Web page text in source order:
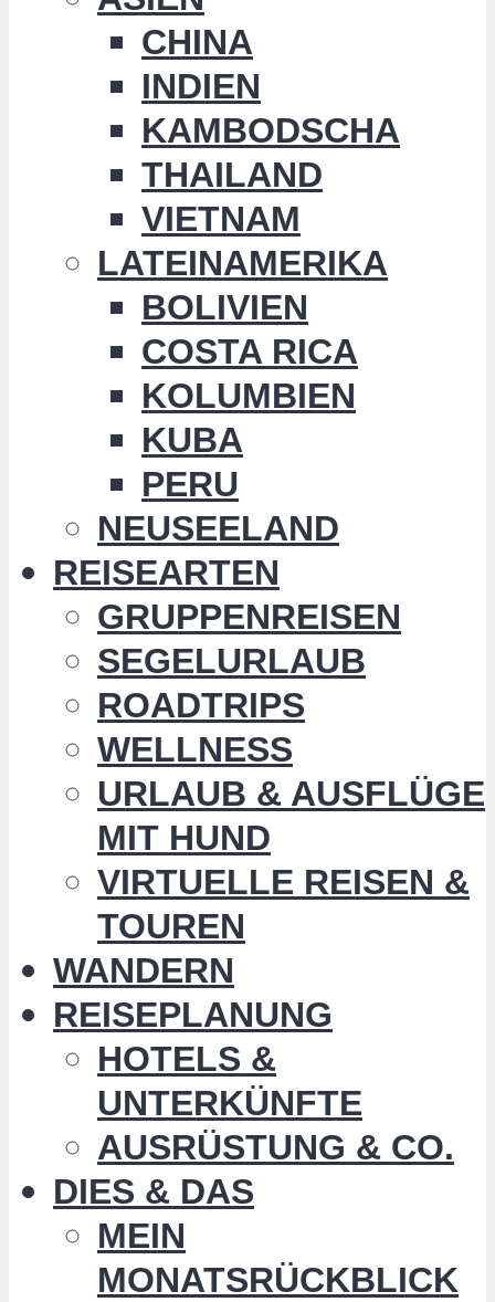
CHINA
INDIEN
KAMBODSCHA
THAILAND
VIETNAM
LATEINAMERIKA
BOLIVIEN
COSTA RICA
KOLUMBIEN
KUBA
PERU
NEUSEELAND
REISEARTEN
GRUPPENREISEN
SEGELURLAUB
ROADTRIPS
WELLNESS
URLAUB & AUSFLÜGE
MIT HUND
VIRTUELLE REISEN &
TOUREN
WANDERN
REISEPLANUNG
HOTELS &
UNTERKÜNFTE
AUSRÜSTUNG & CO.
DIES & DAS
MEIN
MONATSRÜCKBLICK